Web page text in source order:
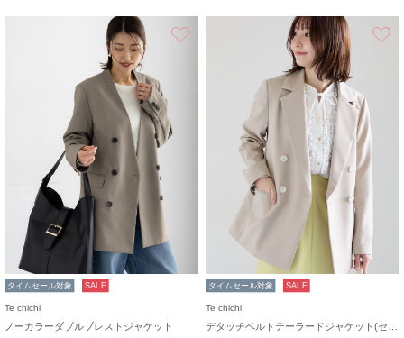
タイムセール対象 SALE
Te chichi
ノーカラーダブルブレストジャケット
タイムセール対象 SALE
Te chichi